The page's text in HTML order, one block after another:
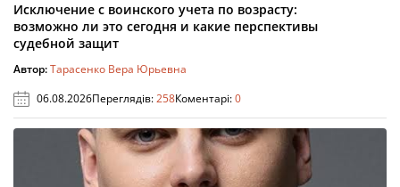
Исключение с воинского учета по возрасту:
возможно ли это сегодня и какие перспективы
судебной защит
Автор:Тарасенко Вера Юрьевна
06.08.2026Переглядів:258Коментарі:0